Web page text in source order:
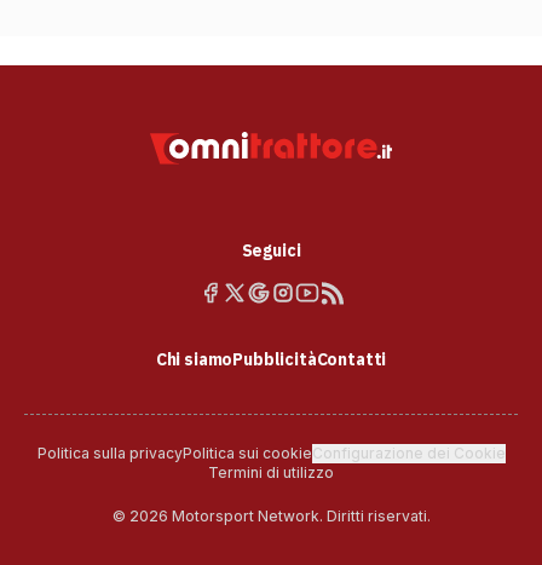
Seguici
Chi siamoPubblicitàContatti
Politica sulla privacyPolitica sui cookieConfigurazione dei Cookie
Termini di utilizzo
© 2026 Motorsport Network. Diritti riservati.